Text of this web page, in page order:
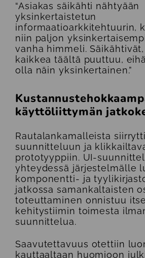
“Asiakas säikähti nähtyään
yksinkertaistetun
informaatioarkkitehtuurin,
niin paljon
vanha himmeli.
kaikkea täältä puuttuu,
olla näin yksinkertainen.”
käyttöliittymän
Rautalankamalleista
suunnitteluun ja
prototyyppiin. UI-
yhteydessä järjestelmälle
komponentti- ja
jatkossa samankaltaisten
toteuttaminen onnistuu
kehitystiimin toimesta
suunnittelua.
Saavutettavuus otettiin
kauttaaltaan huomioon